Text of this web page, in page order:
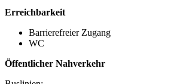
Erreichbarkeit
Barrierefreier Zugang
WC
Öffentlicher Nahverkehr